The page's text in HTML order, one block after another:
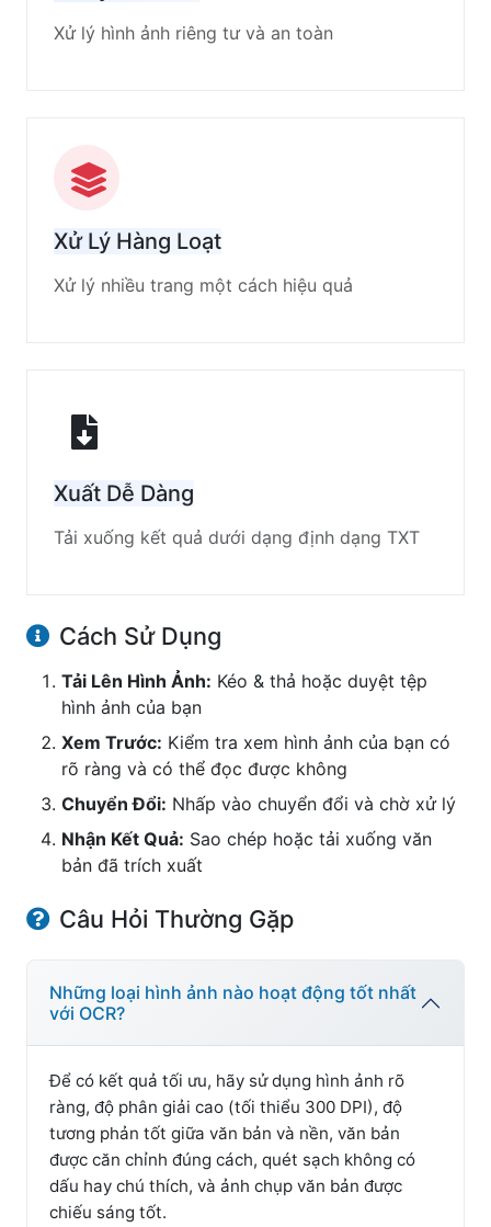
Xử lý hình ảnh riêng tư và an toàn
Xử Lý Hàng Loạt
Xử lý nhiều trang một cách hiệu quả
Xuất Dễ Dàng
Tải xuống kết quả dưới dạng định dạng TXT
Cách Sử Dụng
Tải Lên Hình Ảnh: Kéo & thả hoặc duyệt tệp
hình ảnh của bạn
Xem Trước: Kiểm tra xem hình ảnh của bạn có
rõ ràng và có thể đọc được không
Chuyển Đổi: Nhấp vào chuyển đổi và chờ xử lý
Nhận Kết Quả: Sao chép hoặc tải xuống văn
bản đã trích xuất
Câu Hỏi Thường Gặp
Những loại hình ảnh nào hoạt động tốt nhất
với OCR?
Để có kết quả tối ưu, hãy sử dụng hình ảnh rõ
ràng, độ phân giải cao (tối thiểu 300 DPI), độ
tương phản tốt giữa văn bản và nền, văn bản
được căn chỉnh đúng cách, quét sạch không có
dấu hay chú thích, và ảnh chụp văn bản được
chiếu sáng tốt.